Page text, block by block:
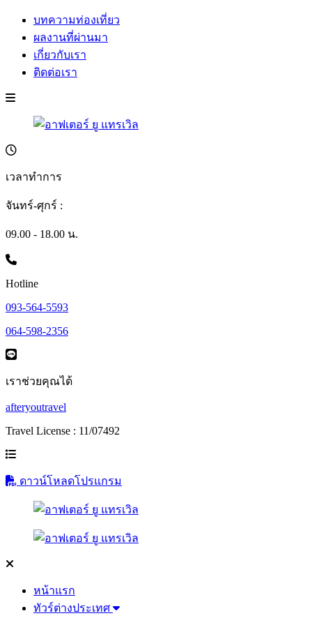
บทความท่องเที่ยว
ผลงานที่ผ่านมา
เกี่ยวกับเรา
ติดต่อเรา
เวลาทำการ
จันทร์-ศุกร์ :
09.00 - 18.00 น.
Hotline
093-564-5593
064-598-2356
เราช่วยคุณได้
afteryoutravel
Travel License : 11/07492
ดาวน์โหลดโปรแกรม
หน้าแรก
ทัวร์ต่างประเทศ